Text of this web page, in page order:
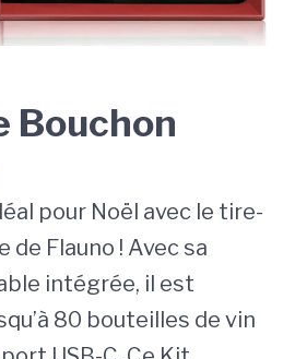
Bouchon
pour Noël avec le tire-
Flauno ! Avec sa
intégrée, il est
80 bouteilles de vin